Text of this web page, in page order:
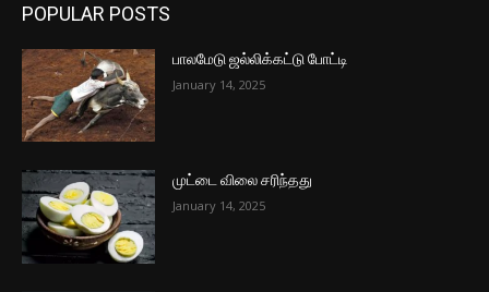
POPULAR POSTS
பாலமேடு ஜல்லிக்கட்டு போட்டி
January 14, 2025
முட்டை விலை சரிந்தது
January 14, 2025